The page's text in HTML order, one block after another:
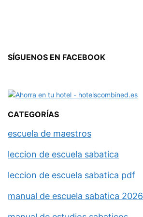
SÍGUENOS EN FACEBOOK
CATEGORÍAS
escuela de maestros
leccion de escuela sabatica
leccion de escuela sabatica pdf
manual de escuela sabatica 2026